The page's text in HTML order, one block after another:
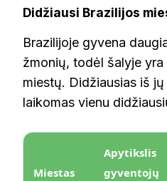
Didžiausi Brazilijos
Brazilijoje gyvena
žmonių, todėl šalyje
miestų. Didžiausias iš jų
laikomas vienu
Miestas
Apytikslis
gyventojų